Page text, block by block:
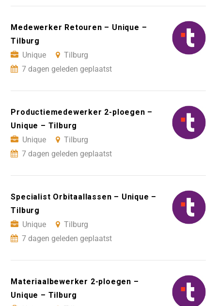
Medewerker Retouren – Unique –
Tilburg
Unique
Tilburg
7 dagen geleden geplaatst
Productiemedewerker 2-ploegen –
Unique – Tilburg
Unique
Tilburg
7 dagen geleden geplaatst
Specialist Orbitaallassen – Unique –
Tilburg
Unique
Tilburg
7 dagen geleden geplaatst
Materiaalbewerker 2-ploegen –
Unique – Tilburg